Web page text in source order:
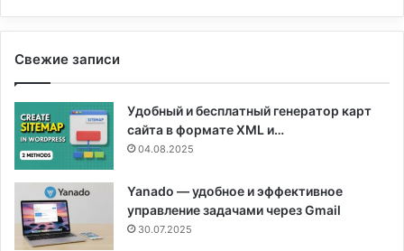
Свежие записи
Удобный и бесплатный генератор карт
сайта в формате XML и…
04.08.2025
Yanado — удобное и эффективное
управление задачами через Gmail
30.07.2025